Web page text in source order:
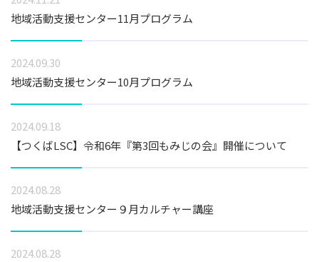
地域活動支援センター11月プログラム
2024.09.30
地域活動支援センター10月プログラム
2024.09.18
【つくばLSC】令和6年『第3回もみじの会』開催について
2024.08.28
地域活動支援センター９月カルチャー講座
2024.08.28